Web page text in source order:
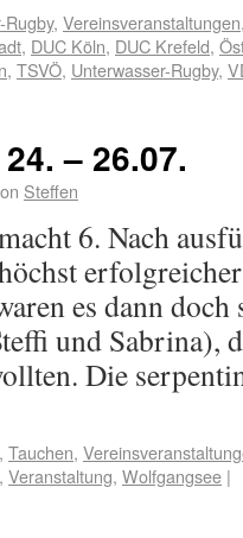
Rugby, Vereinsveranstaltungen
, DUC Köln, DUC Krefeld,
, TSVÖ, Unterwasser-Rugby,
– 26.07.
Steffen
6. Nach
es dann doch
und Sabrina),
Die
, Tauchen,
, Veranstaltung, Wolfgangsee |